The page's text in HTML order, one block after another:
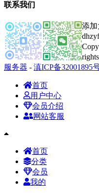
联系我们
添加
服务器 - 滇ICP备32001895
首页
用户中心
会员介绍
网站客服
首页
分类
会员
我的